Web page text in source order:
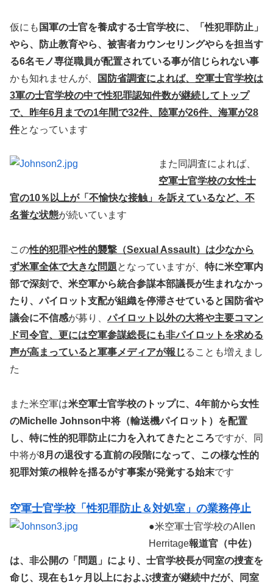
仮にも 国軍の士官を養成する士官学校に、「性犯罪防止」
やら、防止教育やら、被害者カウンセリングやらを担当す
る6名モノ専従職員が配置されている事が信じられない事
かも知れませんが、
国防省調査によれば、空軍士官学校は
3軍の士官学校の中で性犯罪認知件数が継続してトップ
で、昨年6月までの1年間で32件、陸軍が26件、海軍が28
件となっています
また同調査によれば、
空軍士官学校の女性士
官の10％以上が「不愉快な接触」を訴えているなど、不
名誉な状態が続いています
この性的犯罪や性的襲撃（Sexual Assault）は少なから
ず米軍全体で大きな問題となっていますが、 特に米空軍内
部で深刻で、米空軍から統合参謀本部議長が生まれなかっ
たり、パイロット支配が組織を停滞させていると国防省や
議会に不信感が募り、パイロット以外の大将や主要コマン
ド司令官、更には空軍参謀総長にも非パイロットを求める
声が高まっていると軍事メディアが報じることも増えまし
た
また米空軍は米空軍士官学校のトップに、4年前から女性
のMichelle Johnson中将（輸送機パイロット）を配置
し、特に性的犯罪防止に力を入れてきたところですが、同
中将が8月の退役する直前の段階になって、この様な性的
犯罪対策の根幹を揺るがす事案が発覚する始末です
空軍士官学校「性犯罪防止＆対処室」の業務停止
●米空軍士官学校のAllen
Herritage報道官（中佐）
は、非公開の「問題」により、士官学校長が同室の捜査を
命じ、現在も1ヶ月以上におよぶ捜査が継続中だが、同室